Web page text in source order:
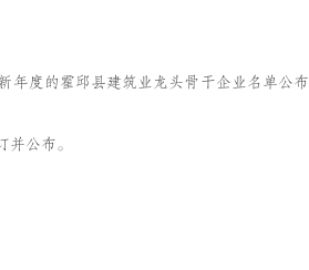
年度的霍邱县建筑业龙头骨干企业名单公布
公布。